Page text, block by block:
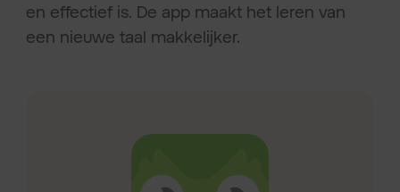
en effectief is. De app maakt het leren van
een nieuwe taal makkelijker.